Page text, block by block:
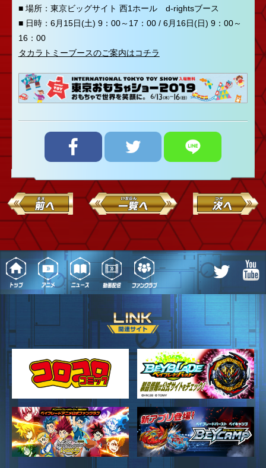
■ 場所：東京ビッグサイト 西1ホール d-rightsブース
■ 日時：6月15日(土) 9：00～17：00 / 6月16日(日) 9：00～
16：00
タカラトミーブースのご案内はコチラ